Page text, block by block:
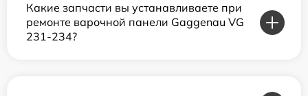
Какие запчасти вы устанавливаете при
ремонте варочной панели Gaggenau VG
231-234?